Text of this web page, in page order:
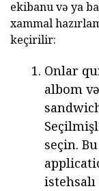
ekibanu və ya
xammal
keçirilir:
Onlar
albom
seçin.